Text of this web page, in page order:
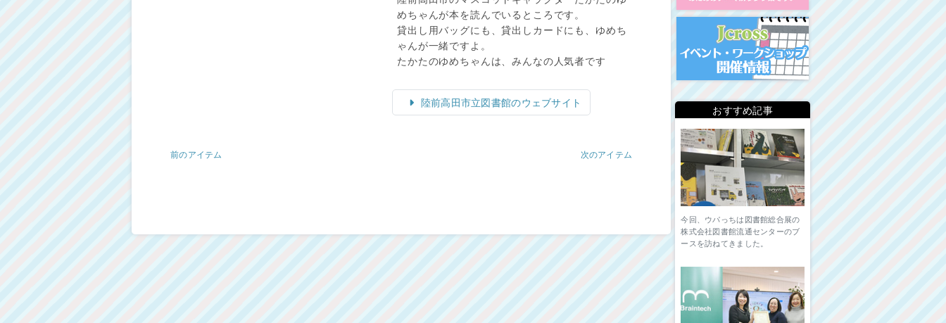
めちゃんが本を読んでいるところです。
貸出し用バッグにも、貸出しカードにも、ゆめち
ゃんが一緒ですよ。
たかたのゆめちゃんは、みんなの人気者です
陸前高田市立図書館のウェブサイト
前のアイテム 次のアイテム
イベント・ワークショップ開
おすすめ記事
今回、ウパっちは図書館総合展の
株式会社図書館流通センターのブ
ースを訪ねてきました。